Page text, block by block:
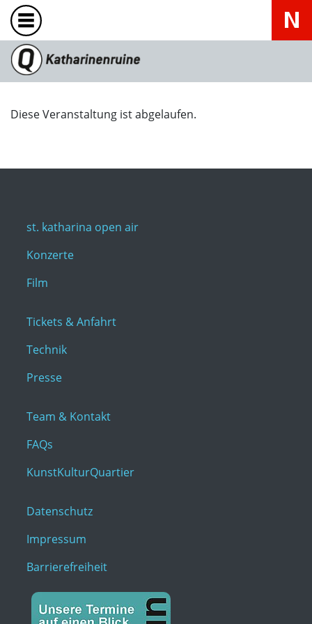
Diese Veranstaltung ist abgelaufen.
st. katharina open air
Konzerte
Film
Tickets & Anfahrt
Technik
Presse
Team & Kontakt
FAQs
KunstKulturQuartier
Datenschutz
Impressum
Barrierefreiheit